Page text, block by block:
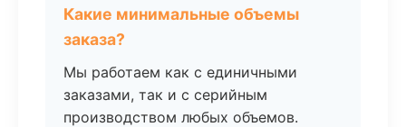
Какие минимальные объемы
заказа?
Мы работаем как с единичными
заказами, так и с серийным
производством любых объемов.